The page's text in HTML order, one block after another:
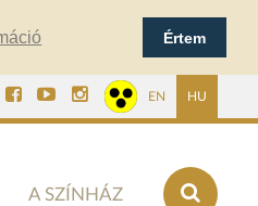
Értem
EN HU
A SZÍNHÁZ